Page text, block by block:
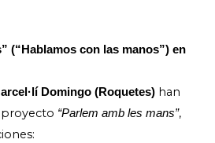
(“Hablamos con las manos”) en
Domingo (Roquetes) han
“Parlem amb les mans”,